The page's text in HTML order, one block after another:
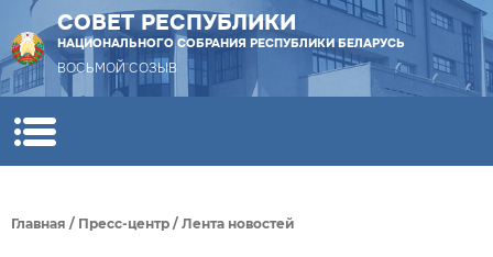
СОВЕТ РЕСПУБЛИКИ
НАЦИОНАЛЬНОГО СОБРАНИЯ РЕСПУБЛИКИ БЕЛАРУСЬ
ВОСЬМОЙ СОЗЫВ
Главная / Пресс-центр / Лента новостей